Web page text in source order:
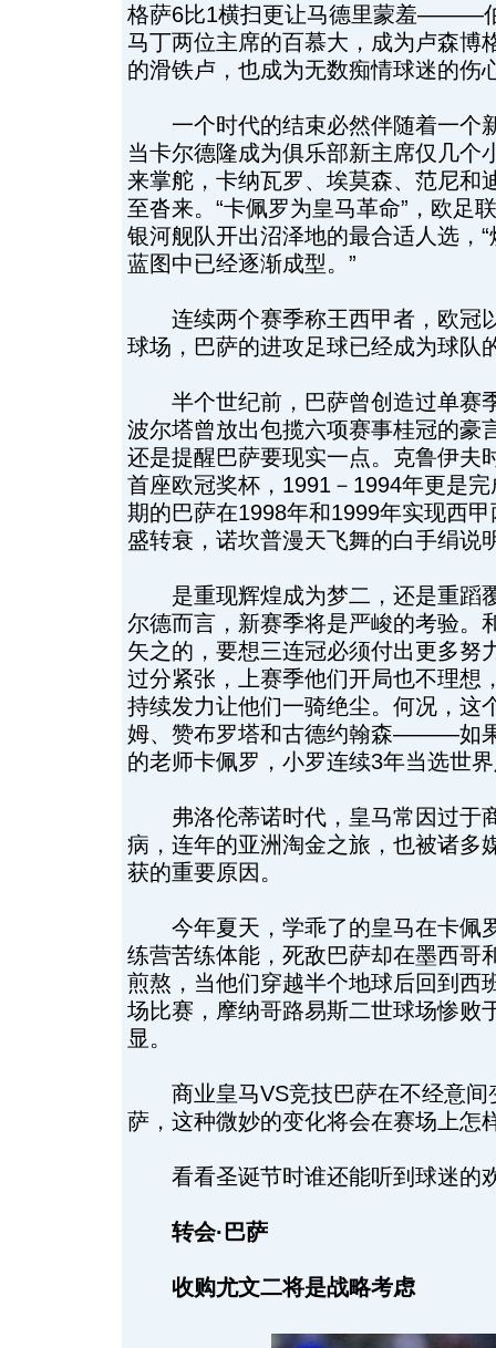
格萨6比1横扫更让马德里蒙羞———
马丁两位主席的百慕大，成为卢森博
的滑铁卢，也成为无数痴情球迷的伤
一个时代的结束必然伴随着一个
当卡尔德隆成为俱乐部新主席仅几个
来掌舵，卡纳瓦罗、埃莫森、范尼和
至沓来。“卡佩罗为皇马革命”，欧足
银河舰队开出沼泽地的最合适人选，
蓝图中已经逐渐成型。”
连续两个赛季称王西甲者，欧冠
球场，巴萨的进攻足球已经成为球队
半个世纪前，巴萨曾创造过单赛
波尔塔曾放出包揽六项赛事桂冠的豪
还是提醒巴萨要现实一点。克鲁伊夫
首座欧冠奖杯，1991－1994年更是
期的巴萨在1998年和1999年实现西
盛转衰，诺坎普漫天飞舞的白手绢说
是重现辉煌成为梦二，还是重蹈
尔德而言，新赛季将是严峻的考验。
矢之的，要想三连冠必须付出更多努
过分紧张，上赛季他们开局也不理想
持续发力让他们一骑绝尘。何况，这
姆、赞布罗塔和古德约翰森———如
的老师卡佩罗，小罗连续3年当选世
弗洛伦蒂诺时代，皇马常因过于
病，连年的亚洲淘金之旅，也被诸多
获的重要原因。
今年夏天，学乖了的皇马在卡佩
练营苦练体能，死敌巴萨却在墨西哥
煎熬，当他们穿越半个地球后回到西
场比赛，摩纳哥路易斯二世球场惨败
显。
商业皇马VS竞技巴萨在不经意间
萨，这种微妙的变化将会在赛场上怎
看看圣诞节时谁还能听到球迷的
转会·巴萨
收购尤文二将是战略考虑